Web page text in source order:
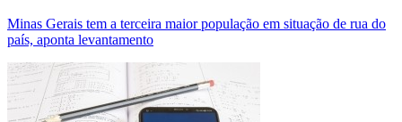
Minas Gerais tem a terceira maior população em situação de rua do
país, aponta levantamento